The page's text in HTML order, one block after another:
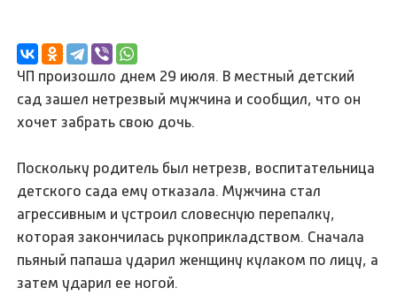
ЧП произошло днем 29 июля. В местный детский
сад зашел нетрезвый мужчина и сообщил, что он
хочет забрать свою дочь.
Поскольку родитель был нетрезв, воспитательница
детского сада ему отказала. Мужчина стал
агрессивным и устроил словесную перепалку,
которая закончилась рукоприкладством. Сначала
пьяный папаша ударил женщину кулаком по лицу, а
затем ударил ее ногой.